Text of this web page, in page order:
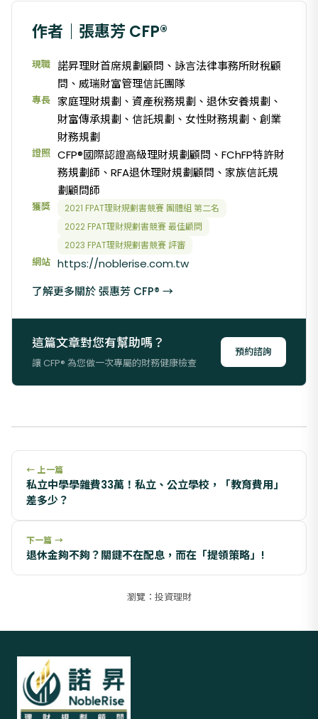
作者｜張惠芳 CFP®
現職 諾昇理財首席規劃顧問、詠言法律事務所財稅顧
問、威瑞財富管理信託團隊
專長 家庭理財規劃、資產稅務規劃、退休安養規劃、
財富傳承規劃、信託規劃、女性財務規劃、創業
財務規劃
證照 CFP®國際認證高級理財規劃顧問、FChFP特許財
務規劃師、RFA退休理財規劃顧問、家族信託規
劃顧問師
獲獎
2021 FPAT理財規劃書競賽 團體組 第二名
2022 FPAT理財規劃書競賽 最佳顧問
2023 FPAT理財規劃書競賽 評審
網站 https://noblerise.com.tw
了解更多關於 張惠芳 CFP® →
這篇文章對您有幫助嗎？
讓 CFP® 為您做一次專屬的財務健康檢查
預約諮詢
← 上一篇
私立中學學雜費33萬！私立、公立學校，「教育費用」
差多少？
下一篇 →
退休金夠不夠？關鍵不在配息，而在「提領策略」!
瀏覽：投資理財